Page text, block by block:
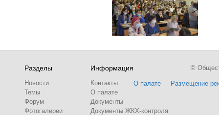
Разделы
Новости
Темы
Форум
Фотогалереи
Информация
Контакты
О палате
Документы
Документы ЖКХ-контроля
О палате Размещение
©